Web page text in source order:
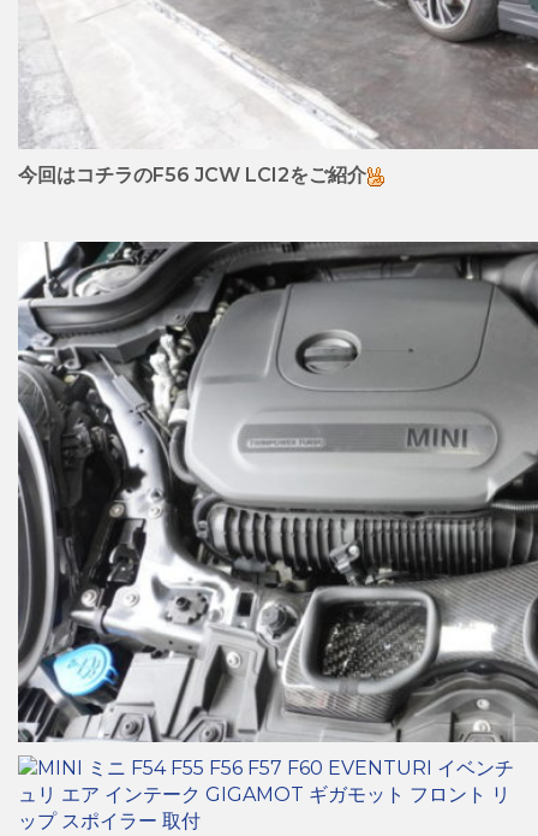
今回はコチラのF56 JCW LCI2をご紹介